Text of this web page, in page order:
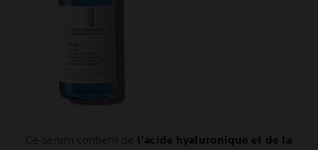
Ce sérum contient de l'acide hyaluronique et de la